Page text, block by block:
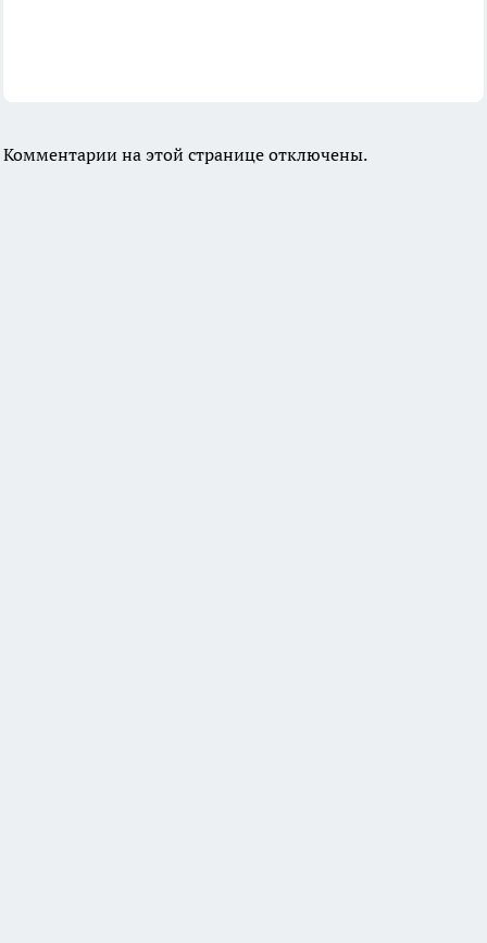
Комментарии на этой странице отключены.